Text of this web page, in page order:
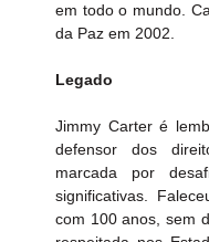
em todo o mundo.
da Paz em 2002.
Legado
Jimmy Carter é
defensor dos
marcada por
significativas.
com 100 anos, sem